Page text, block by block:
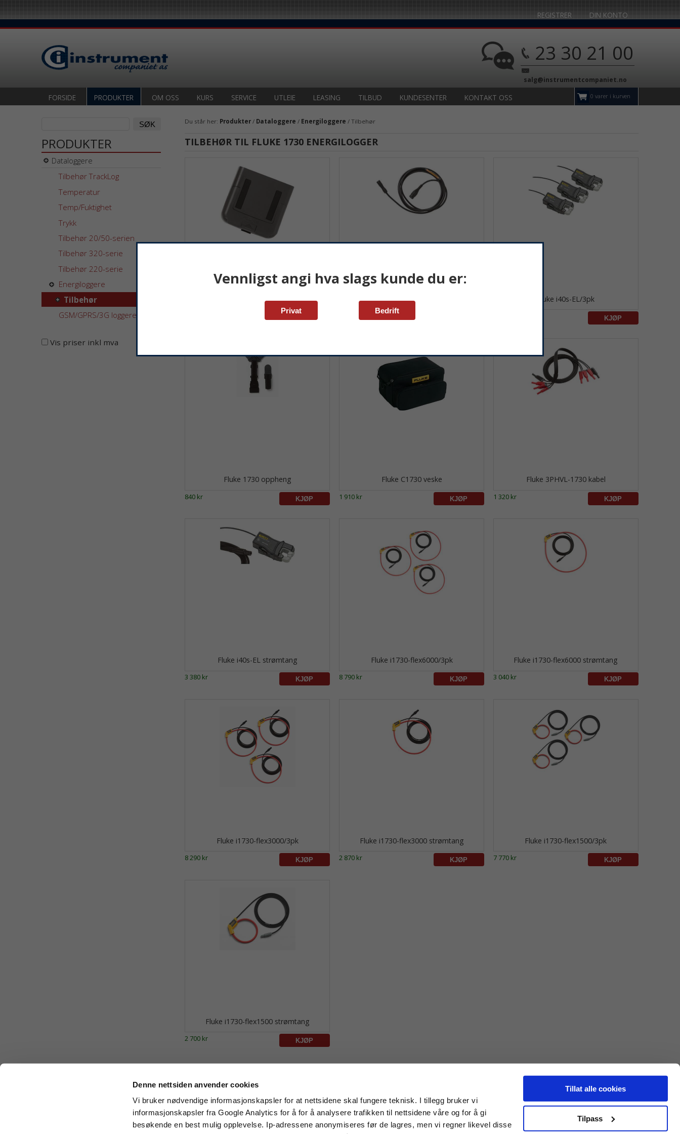
Denne nettsiden anvender cookies
Vi bruker nødvendige informasjonskapsler for at nettsidene skal fungere teknisk. I tillegg bruker vi
informasjonskapsler fra Google Analytics for å for å analysere trafikken til nettsidene våre og for å gi
besøkende en best mulig opplevelse. Ip-adressene anonymiseres før de lagres, men vi regner likevel disse
Tillat alle cookies
Tilpass
Vennligst angi hva slags kunde du er:
Privat Bedrift
REGISTRER DIN KONTO
23 30 21 00
salg@instrumentcompaniet.no
FORSIDE PRODUKTER OM OSS KURS SERVICE UTLEIE LEASING TILBUD KUNDESENTER KONTAKT OSS 0 varer i kurven
Du står her: Produkter / Dataloggere / Energiloggere / Tilbehør
TILBEHØR TIL FLUKE 1730 ENERGILOGGER
Fluke 1730 Li Ion batteri Fluke 1730 AUX kabel Fluke i40s-EL/3pk
Fluke 1730 oppheng
840 kr
Fluke C1730 veske
1 910 kr
Fluke 3PHVL-1730 kabel
1 320 kr
Fluke i40s-EL strømtang
3 380 kr
Fluke i1730-flex6000/3pk
8 790 kr
Fluke i1730-flex6000 strømtang
3 040 kr
Fluke i1730-flex3000/3pk
8 290 kr
Fluke i1730-flex3000 strømtang
2 870 kr
Fluke i1730-flex1500/3pk
7 770 kr
Fluke i1730-flex1500 strømtang
2 700 kr
ShareFacebook
Twitter
Pinterest
EmailPrint
PRODUKTER
Dataloggere
Tilbehør TrackLog
Temperatur
Temp/Fuktighet
Trykk
Tilbehør 20/50-serien
Tilbehør 320-serie
Tilbehør 220-serie
Energiloggere
Tilbehør
GSM/GPRS/3G loggere
Vis priser inkl mva